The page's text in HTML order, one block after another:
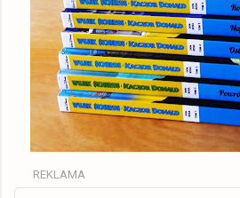
REKLAMA